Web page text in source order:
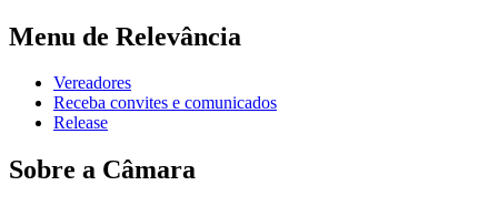
Menu de Relevância
Vereadores
Receba convites e comunicados
Release
Sobre a Câmara